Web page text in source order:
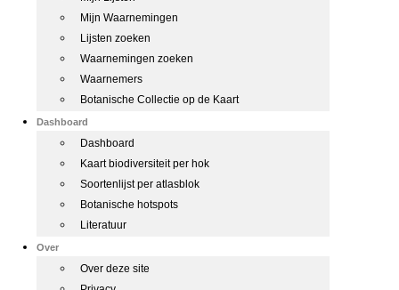
Mijn Waarnemingen
Lijsten zoeken
Waarnemingen zoeken
Waarnemers
Botanische Collectie op de Kaart
Dashboard
Dashboard
Kaart biodiversiteit per hok
Soortenlijst per atlasblok
Botanische hotspots
Literatuur
Over
Over deze site